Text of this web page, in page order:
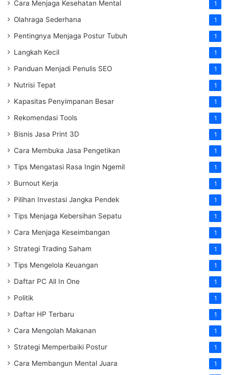
Cara Menjaga Kesehatan Mental 1
Olahraga Sederhana 1
Pentingnya Menjaga Postur Tubuh 1
Langkah Kecil 1
Panduan Menjadi Penulis SEO 1
Nutrisi Tepat 1
Kapasitas Penyimpanan Besar 1
Rekomendasi Tools 1
Bisnis Jasa Print 3D 1
Cara Membuka Jasa Pengetikan 1
Tips Mengatasi Rasa Ingin Ngemil 1
Burnout Kerja 1
Pilihan Investasi Jangka Pendek 1
Tips Menjaga Kebersihan Sepatu 1
Cara Menjaga Keseimbangan 1
Strategi Trading Saham 1
Tips Mengelola Keuangan 1
Daftar PC All In One 1
Politik 1
Daftar HP Terbaru 1
Cara Mengolah Makanan 1
Strategi Memperbaiki Postur 1
Cara Membangun Mental Juara 1